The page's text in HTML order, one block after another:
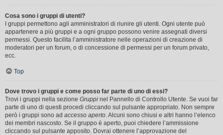
Cosa sono i gruppi di utenti?
I gruppi permettono agli amministratori di riunire gli utenti. Ogni utente può
appartenere a più gruppi e a ogni gruppo possono venire assegnati diversi
permessi. Questo facilita l’amministratore nelle operazioni di creazione di
moderatori per un forum, o di concessione di permessi per un forum privato,
ecc.
Top
Dove trovo i gruppi e come posso far parte di uno di essi?
Trovi i gruppi nella sezione Gruppi nel Pannello di Controllo Utente. Se vuoi far
parte di uno di questi procedi cliccando sul pulsante appropriato. Non sempre
però i gruppi sono ad accesso aperto. Alcuni sono chiusi e altri hanno l’elenco
dei membri nascosto. Se il gruppo è aperto, puoi chiedere l’ammissione
cliccando sul pulsante apposito. Dovrai ottenere l’approvazione del